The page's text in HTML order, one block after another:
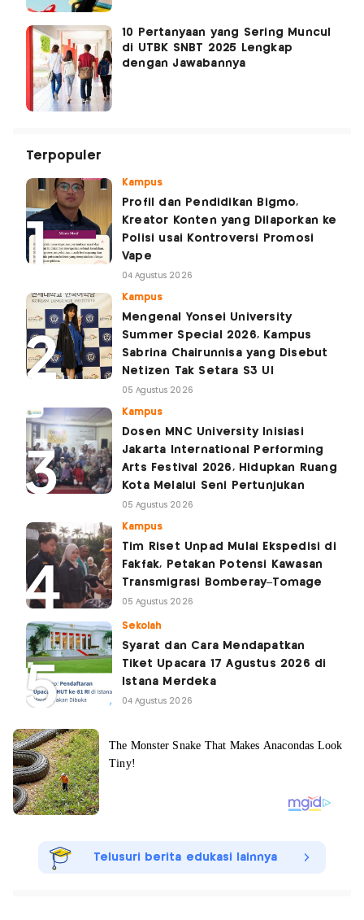
10 Pertanyaan yang Sering Muncul
di UTBK SNBT 2025 Lengkap
dengan Jawabannya
Terpopuler
Kampus
Profil dan Pendidikan Bigmo,
Kreator Konten yang Dilaporkan ke
Polisi usai Kontroversi Promosi
Vape
04 Agustus 2026
Kampus
Mengenal Yonsei University
Summer Special 2026, Kampus
Sabrina Chairunnisa yang Disebut
Netizen Tak Setara S3 UI
05 Agustus 2026
Kampus
Dosen MNC University Inisiasi
Jakarta International Performing
Arts Festival 2026, Hidupkan Ruang
Kota Melalui Seni Pertunjukan
05 Agustus 2026
Kampus
Tim Riset Unpad Mulai Ekspedisi di
Fakfak, Petakan Potensi Kawasan
Transmigrasi Bomberay–Tomage
05 Agustus 2026
Sekolah
Syarat dan Cara Mendapatkan
Tiket Upacara 17 Agustus 2026 di
Istana Merdeka
04 Agustus 2026
Telusuri berita edukasi lainnya